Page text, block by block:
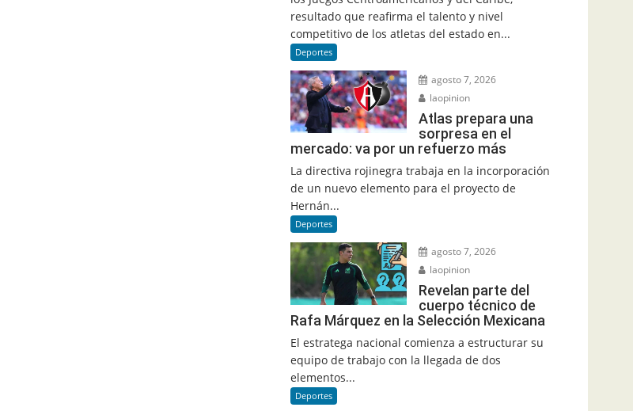
resultado que reafirma el talento y nivel
competitivo de los atletas del estado en...
Deportes
agosto 7, 2026
laopinion
Atlas prepara una
sorpresa en el
mercado: va por un refuerzo más
La directiva rojinegra trabaja en la incorporación
de un nuevo elemento para el proyecto de
Hernán...
Deportes
agosto 7, 2026
laopinion
Revelan parte del
cuerpo técnico de
Rafa Márquez en la Selección Mexicana
El estratega nacional comienza a estructurar su
equipo de trabajo con la llegada de dos
elementos...
Deportes